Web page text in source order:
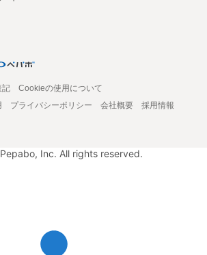
記
Cookieの使用について
プライバシーポリシー 会社概要
採用情報
Inc. All rights reserved.